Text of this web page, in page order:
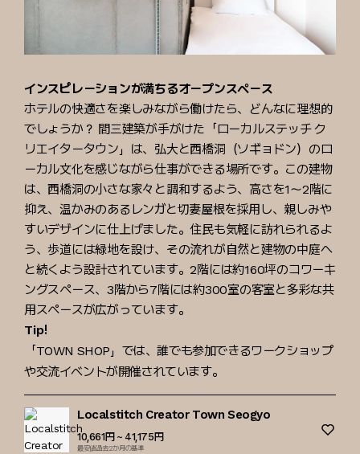
インスピレーションが満ちるオープンスペース
ホテルの快適さを楽しみながら働けたら、どんなに理想的
でしょうか？ 間三建築が手がけた「ローカルステッチ ク
リエイタータウン」は、弘大と西橋洞（ソギョドン）のロ
ーカル文化を感じながら仕事ができる場所です。この建物
は、西橋洞の小さな家々と調和するよう、高さを1～2階に
抑え、温かみのあるレンガと切妻屋根を採用し、親しみや
すいデザインに仕上げました。住民も気軽に訪れられるよ
う、歩道には緑地を設け、その流れが自然と建物の中庭へ
と続くよう設計されています。2階には約160坪のコワーキ
ングスペース、3階から7階には約300室の客室と多彩な共
用スペースが広がっています。
Tip!
「TOWN SHOP」では、誰でも参加できるワークショップ
や交流イベントが開催されています。
Localstitch Creator Town Seogyo
10,661円 ~ 41,175円
最安値過去2か月の基準